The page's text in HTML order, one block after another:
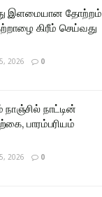
இளமையான தோற்றம்
கிரீம் செய்வது
2026 0
நாட்டின்
பாரம்பரியம்
2026 0